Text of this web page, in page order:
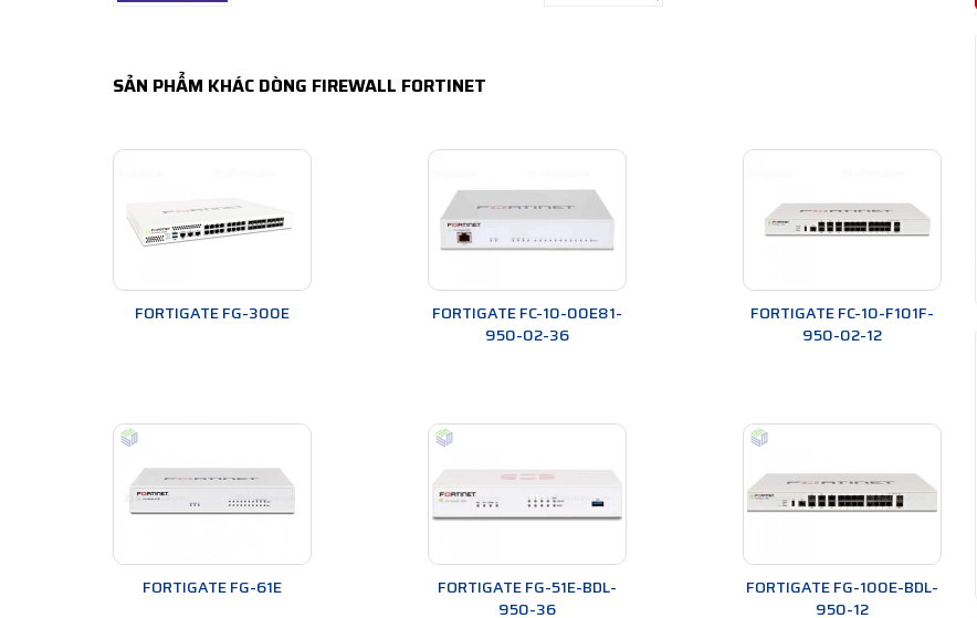
SẢN PHẨM KHÁC DÒNG FIREWALL FORTINET
FORTIGATE FG-300E
FORTIGATE FC-10-00E81-
950-02-36
FORTIGATE FC-10-F101F-
950-02-12
FORTIGATE FG-61E
FORTIGATE FG-51E-BDL-
950-36
FORTIGATE FG-100E-BDL-
950-12